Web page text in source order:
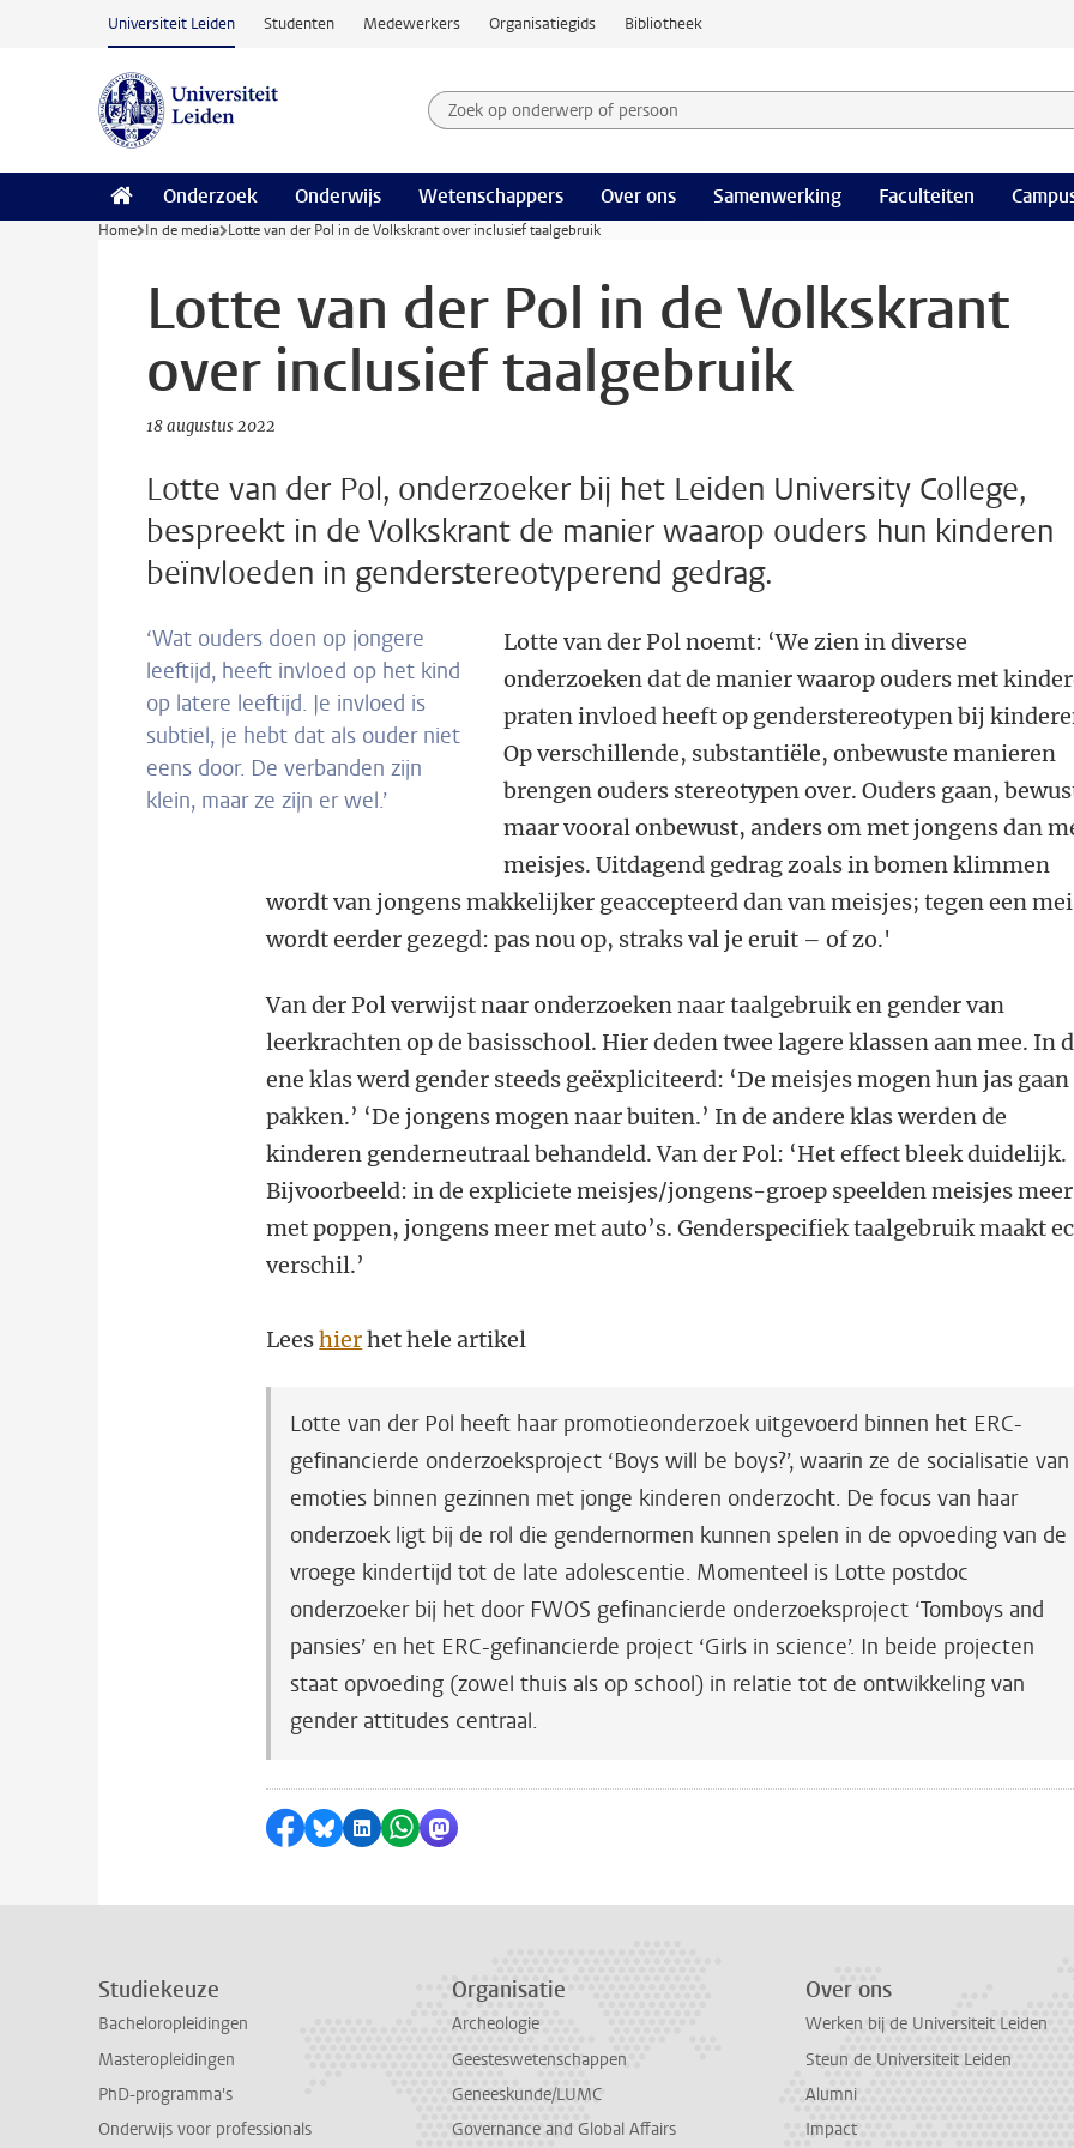
Ga naar hoofdinhoud
Universiteit Leiden Studenten Medewerkers Organisatiegids Bibliotheek
Zoek op onderwerp of persoon en selecteer categorie
Zoekterm
Onderzoek Onderwijs Wetenschappers Over ons Samenwerking Faculteiten
Home In de media Lotte van der Pol in de Volkskrant over inclusief taalgebruik
Lotte van der Pol in de Volkskrant
over inclusief taalgebruik
18 augustus 2022
Lotte van der Pol, onderzoeker bij het Leiden University College,
bespreekt in de Volkskrant de manier waarop ouders hun kinderen
beïnvloeden in genderstereotyperend gedrag.
‘Wat ouders doen op jongere
leeftijd, heeft invloed op het kind
op latere leeftijd. Je invloed is
subtiel, je hebt dat als ouder niet
eens door. De verbanden zijn
klein, maar ze zijn er wel.’
Lotte van der Pol noemt: ‘We zien in diverse
onderzoeken dat de manier waarop ouders met
praten invloed heeft op genderstereotypen bij
Op verschillende, substantiële, onbewuste manieren
brengen ouders stereotypen over. Ouders gaan,
maar vooral onbewust, anders om met jongens dan
meisjes. Uitdagend gedrag zoals in bomen klimmen
wordt van jongens makkelijker geaccepteerd dan van meisjes; tegen een
wordt eerder gezegd: pas nou op, straks val je eruit – of zo.'
Van der Pol verwijst naar onderzoeken naar taalgebruik en gender van
leerkrachten op de basisschool. Hier deden twee lagere klassen aan mee. In
ene klas werd gender steeds geëxpliciteerd: ‘De meisjes mogen hun jas gaan
pakken.’ ‘De jongens mogen naar buiten.’ In de andere klas werden de
kinderen genderneutraal behandeld. Van der Pol: ‘Het effect bleek duidelijk.
Bijvoorbeeld: in de expliciete meisjes/jongens-groep speelden meisjes meer
met poppen, jongens meer met auto’s. Genderspecifiek taalgebruik maakt
verschil.’
Leeshierhet hele artikel
Lotte van der Pol heeft haar promotieonderzoek uitgevoerd binnen het ERC-
gefinancierde onderzoeksproject ‘Boys will be boys?’, waarin ze de socialisatie van
emoties binnen gezinnen met jonge kinderen onderzocht. De focus van haar
onderzoek ligt bij de rol die gendernormen kunnen spelen in de opvoeding van de
vroege kindertijd tot de late adolescentie. Momenteel is Lotte postdoc
onderzoeker bij het door FWOS gefinancierde onderzoeksproject ‘Tomboys and
pansies’ en het ERC-gefinancierde project ‘Girls in science’. In beide projecten
staat opvoeding (zowel thuis als op school) in relatie tot de ontwikkeling van
gender attitudes centraal.
Delen op Facebook
Delen via Bluesky
Delen op LinkedIn
Delen via WhatsApp
Delen via Mastodon
Studiekeuze
Bacheloropleidingen
Masteropleidingen
PhD-programma's
Onderwijs voor professionals
Organisatie
Archeologie
Geesteswetenschappen
Geneeskunde/LUMC
Governance and Global Affairs
Over ons
Werken bij de Universiteit Leiden
Steun de Universiteit Leiden
Alumni
Impact